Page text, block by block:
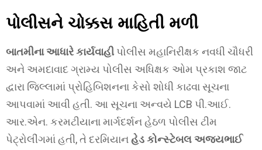
પોલીસને ચોક્કસ માહિતી મળી
બાતમીના આધારે કાર્યવાહી પોલીસ મહાનિરીક્ષક નવધી ચૌધરી
અને અમદાવાદ ગ્રામ્ય પોલીસ અધિક્ષક ઓમ પ્રકાશ જાટ
દ્વારા જિલ્લામાં પ્રોહિબિશનના કેસો શોધી કાઢવા સૂચના
આપવામાં આવી હતી. આ સૂચના અન્વયે LCB પી.આઈ.
આર.એન. કરમટીયાના માર્ગદર્શન હેઠળ પોલીસ ટીમ
પેટ્રોલીંગમાં હતી, તે દરમિયાનહેડ કોન્સ્ટેબલ અજયભાઈ